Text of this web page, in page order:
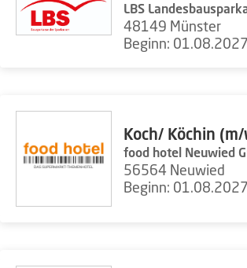
LBS
48149 Münster
Beginn: 01.08.2027
Koch/ Köchin
food hotel Neuwied
56564 Neuwied
Beginn: 01.08.2027